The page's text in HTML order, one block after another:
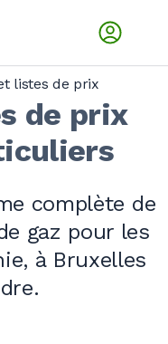
listes de prix
de prix
complète de
gaz pour les
à Bruxelles